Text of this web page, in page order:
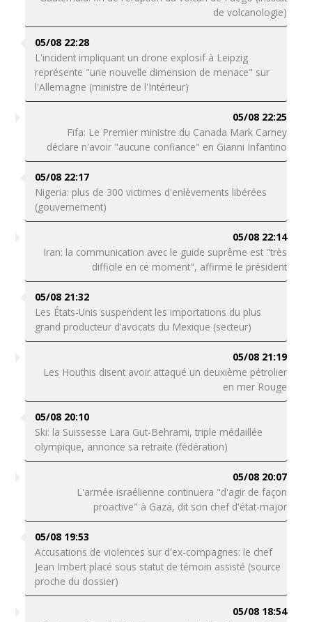
de volcanologie)
05/08 22:28
L'incident impliquant un drone explosif à Leipzig
représente "une nouvelle dimension de menace" sur
l'Allemagne (ministre de l'Intérieur)
05/08 22:25
Fifa: Le Premier ministre du Canada Mark Carney
déclare n'avoir "aucune confiance" en Gianni Infantino
05/08 22:17
Nigeria: plus de 300 victimes d'enlèvements libérées
(gouvernement)
05/08 22:14
Iran: la communication avec le guide suprême est "très
difficile en ce moment", affirme le président
05/08 21:32
Les États-Unis suspendent les importations du plus
grand producteur d’avocats du Mexique (secteur)
05/08 21:19
Les Houthis disent avoir attaqué un deuxième pétrolier
en mer Rouge
05/08 20:10
Ski: la Suissesse Lara Gut-Behrami, triple médaillée
olympique, annonce sa retraite (fédération)
05/08 20:07
L'armée israélienne continuera "d'agir de façon
proactive" à Gaza, dit son chef d'état-major
05/08 19:53
Accusations de violences sur d'ex-compagnes: le chef
Jean Imbert placé sous statut de témoin assisté (source
proche du dossier)
05/08 18:54